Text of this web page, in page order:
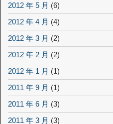
2012 年 5 月 (6)
2012 年 4 月 (4)
2012 年 3 月 (2)
2012 年 2 月 (2)
2012 年 1 月 (1)
2011 年 9 月 (1)
2011 年 6 月 (3)
2011 年 3 月 (3)